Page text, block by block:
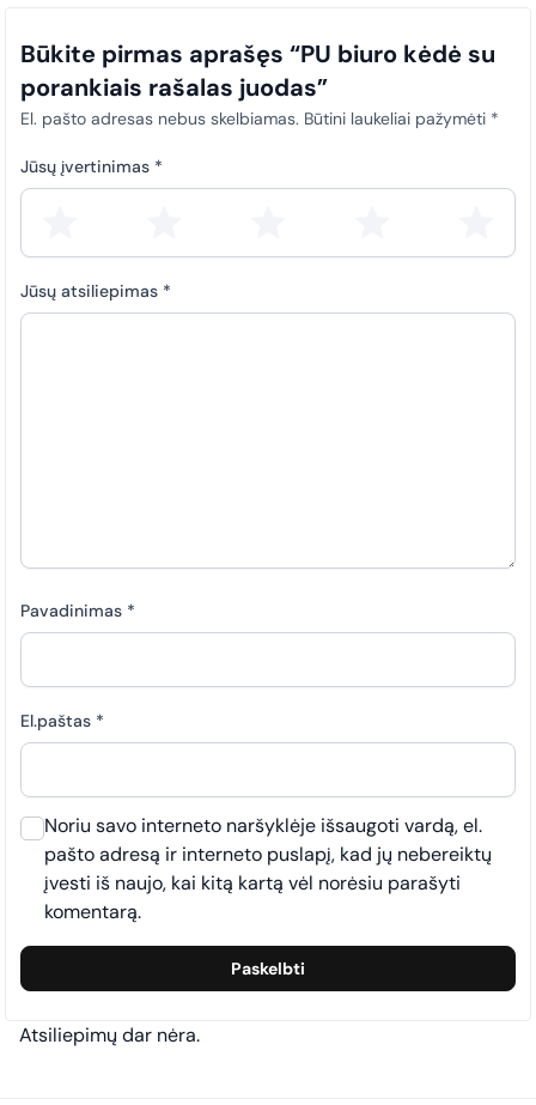
Atsiliepimų dar nėra.
Būkite pirmas aprašęs “PU biuro kėdė su
porankiais rašalas juodas”
El. pašto adresas nebus skelbiamas. Būtini laukeliai pažymėti *
Jūsų įvertinimas *
Jūsų atsiliepimas *
Pavadinimas *
El.paštas *
Noriu savo interneto naršyklėje išsaugoti vardą, el.
pašto adresą ir interneto puslapį, kad jų nebereiktų
įvesti iš naujo, kai kitą kartą vėl norėsiu parašyti
komentarą.